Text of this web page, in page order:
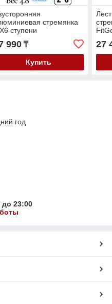
стремянка
ступени
990₸
Купить
27
год
до 23:00